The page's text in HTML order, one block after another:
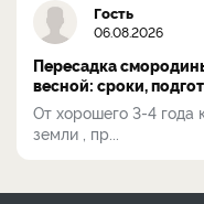
Гость
06.08.2026
Пересадка
весной: сроки,
От хорошего 3-4 года
земли , пр...